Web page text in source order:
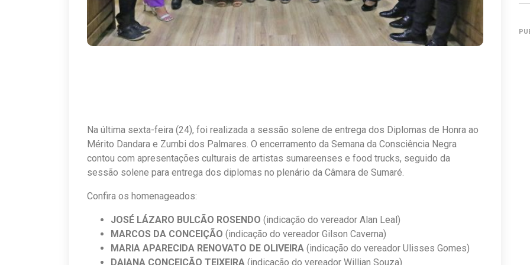
Na última sexta-feira (24), foi realizada a sessão solene de entrega dos Diplomas de Honra ao
Mérito Dandara e Zumbi dos Palmares. O encerramento da Semana da Consciência Negra
contou com apresentações culturais de artistas sumareenses e food trucks, seguido da
sessão solene para entrega dos diplomas no plenário da Câmara de Sumaré.
Confira os homenageados:
JOSÉ LÁZARO BULCÃO ROSENDO (indicação do vereador Alan Leal)
MARCOS DA CONCEIÇÃO (indicação do vereador Gilson Caverna)
MARIA APARECIDA RENOVATO DE OLIVEIRA (indicação do vereador Ulisses Gomes)
DAIANA CONCEIÇÃO TEIXEIRA (indicação do vereador Willian Souza)